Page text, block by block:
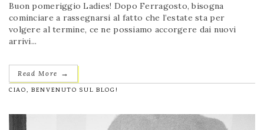
Buon pomeriggio Ladies! Dopo Ferragosto, bisogna
cominciare a rassegnarsi al fatto che l’estate sta per
volgere al termine, ce ne possiamo accorgere dai nuovi
arrivi...
Read More →
CIAO, BENVENUTO SUL BLOG!